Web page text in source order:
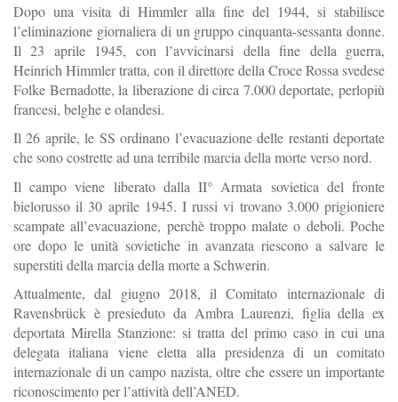
Dopo una visita di Himmler alla fine del 1944, si stabilisce
l’eliminazione giornaliera di un gruppo cinquanta-sessanta donne.
Il 23 aprile 1945, con l’avvicinarsi della fine della guerra,
Heinrich Himmler tratta, con il direttore della Croce Rossa svedese
Folke Bernadotte, la liberazione di circa 7.000 deportate, perlopiù
francesi, belghe e olandesi.
Il 26 aprile, le SS ordinano l’evacuazione delle restanti deportate
che sono costrette ad una terribile marcia della morte verso nord.
Il campo viene liberato dalla II° Armata sovietica del fronte
bielorusso il 30 aprile 1945. I russi vi trovano 3.000 prigioniere
scampate all’evacuazione, perchè troppo malate o deboli. Poche
ore dopo le unità sovietiche in avanzata riescono a salvare le
superstiti della marcia della morte a Schwerin.
Attualmente, dal giugno 2018, il Comitato internazionale di
Ravensbrück è presieduto da Ambra Laurenzi, figlia della ex
deportata Mirella Stanzione: si tratta del primo caso in cui una
delegata italiana viene eletta alla presidenza di un comitato
internazionale di un campo nazista, oltre che essere un importante
riconoscimento per l’attività dell’ANED.